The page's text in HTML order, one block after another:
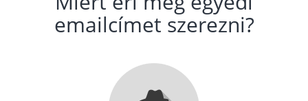
emailcímet szerezni?